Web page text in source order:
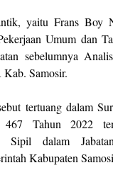
yaitu Frans Boy
Umum dan
sebelumnya
Samosir.
tertuang dalam
Tahun 2022
Sipil dalam
Kabupaten